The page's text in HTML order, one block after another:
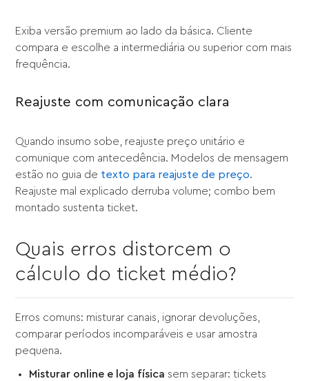
Exiba versão premium ao lado da básica. Cliente
compara e escolhe a intermediária ou superior com mais
frequência.
Reajuste com comunicação clara
Quando insumo sobe, reajuste preço unitário e
comunique com antecedência. Modelos de mensagem
estão no guia de texto para reajuste de preço.
Reajuste mal explicado derruba volume; combo bem
montado sustenta ticket.
Quais erros distorcem o
cálculo do ticket médio?
Erros comuns: misturar canais, ignorar devoluções,
comparar períodos incomparáveis e usar amostra
pequena.
Misturar online e loja física sem separar: tickets